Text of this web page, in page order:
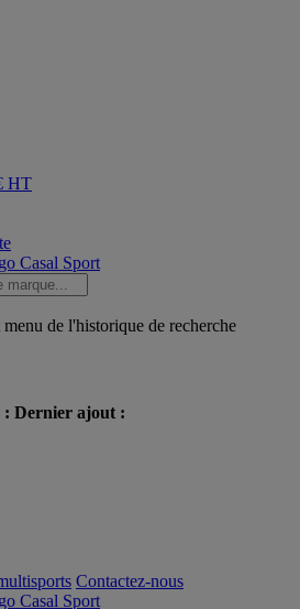
HT
de l'historique de recherche
: Dernier ajout :
Contactez-nous